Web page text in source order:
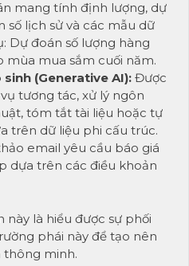
mang tính định lượng, dự
số lịch sử và các mẫu dữ
Dự đoán số lượng hàng
mùa mua sắm cuối năm.
(Generative AI): Được
tương tác, xử lý ngôn
tóm tắt tài liệu hoặc tự
trên dữ liệu phi cấu trúc.
email yêu cầu báo giá
dựa trên các điều khoản
là hiểu được sự phối
phái này để tạo nên
thông minh.